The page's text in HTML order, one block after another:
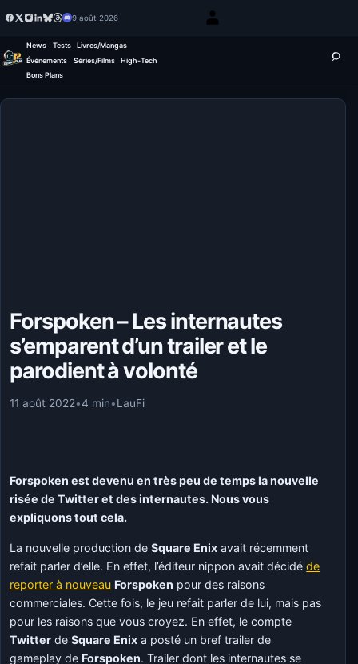
9 août 2026
News Tests
Livres/Mangas
Événements
Séries/Films
High-Tech
Bons Plans
Forspoken – Les internautes
s’emparent d’un trailer et le
parodient à volonté
11 août 2022•4 min•LauFi
Forspoken est devenu en très peu de temps la nouvelle
risée de Twitter et des internautes. Nous vous
expliquons tout cela.
La nouvelle production deSquare Enix avait récemment
refait parler d’elle. En effet, l’éditeur nippon avait décidéde
reporter à nouveau Forspoken pour des raisons
commerciales. Cette fois, le jeu refait parler de lui, mais pas
pour les raisons que vous croyez. En effet, le compte
Twitter deSquare Enix a posté un bref trailer de
gameplay de Forspoken. Trailer dont les internautes se